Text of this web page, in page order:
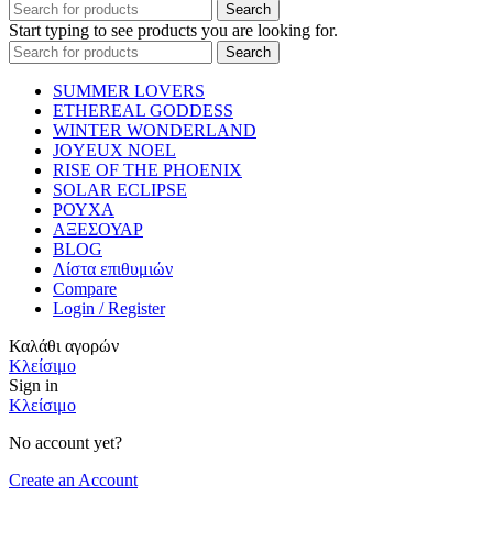
Search
Start typing to see products you are looking for.
Search
SUMMER LOVERS
ETHEREAL GODDESS
WINTER WONDERLAND
JOYEUX NOEL
RISE OF THE PHOENIX
SOLAR ECLIPSE
ΡΟΥΧΑ
ΑΞΕΣΟΥΑΡ
BLOG
Λίστα επιθυμιών
Compare
Login / Register
Καλάθι αγορών
Κλείσιμο
Sign in
Κλείσιμο
No account yet?
Create an Account